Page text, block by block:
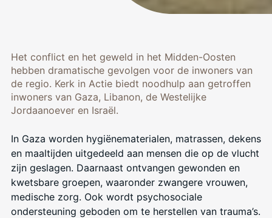
Het conflict en het geweld in het Midden-Oosten
hebben dramatische gevolgen voor de inwoners van
de regio. Kerk in Actie biedt noodhulp aan getroffen
inwoners van Gaza, Libanon, de Westelijke
Jordaanoever en Israël.
In Gaza worden hygiënematerialen, matrassen, dekens
en maaltijden uitgedeeld aan mensen die op de vlucht
zijn geslagen. Daarnaast ontvangen gewonden en
kwetsbare groepen, waaronder zwangere vrouwen,
medische zorg. Ook wordt psychosociale
ondersteuning geboden om te herstellen van trauma’s.